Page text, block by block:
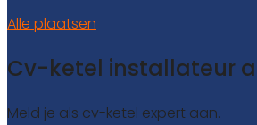
Alle plaatsen
Cv-ketel installateur
Meld je als cv-ketel expert aan.